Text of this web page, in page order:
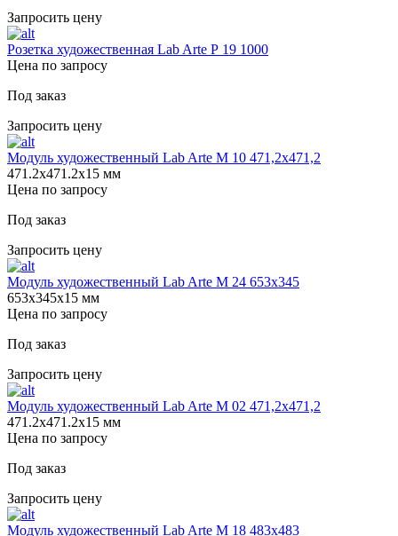
Запросить цену
Розетка художественная Lab Arte Р 19 1000
Цена по запросу
Под заказ
Запросить цену
Модуль художественный Lab Arte М 10 471,2х471,2
471.2х471.2х15 мм
Цена по запросу
Под заказ
Запросить цену
Модуль художественный Lab Arte М 24 653х345
653х345х15 мм
Цена по запросу
Под заказ
Запросить цену
Модуль художественный Lab Arte М 02 471,2х471,2
471.2х471.2х15 мм
Цена по запросу
Под заказ
Запросить цену
Модуль художественный Lab Arte М 18 483х483